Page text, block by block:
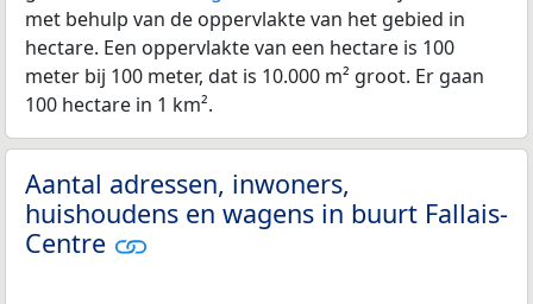
met behulp van de oppervlakte van het gebied in
hectare. Een oppervlakte van een hectare is 100
meter bij 100 meter, dat is 10.000 m² groot. Er gaan
100 hectare in 1 km².
Aantal adressen, inwoners,
huishoudens en wagens in buurt Fallais-
Centre